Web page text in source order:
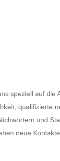
speziell auf
qualifizierte
und
neue Kontakte.